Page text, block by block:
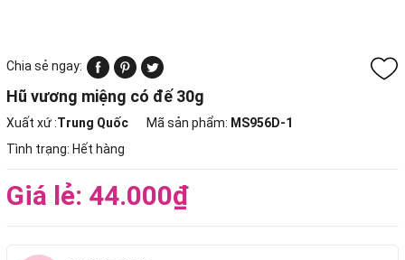
Chia sẻ ngay:
Hũ vương miệng có đế 30g
Xuất xứ :Trung Quốc Mã sản phẩm: MS956D-1
Tình trạng: Hết hàng
Giá lẻ: 44.000₫